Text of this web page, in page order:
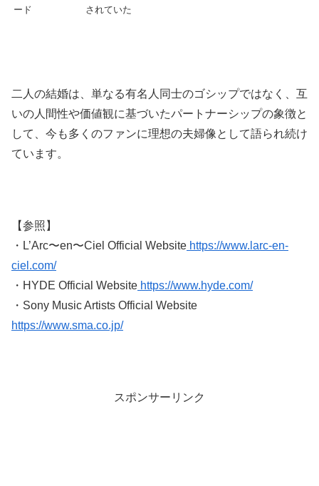
ード されていた
二人の結婚は、単なる有名人同士のゴシップではなく、互
いの人間性や価値観に基づいたパートナーシップの象徴と
して、今も多くのファンに理想の夫婦像として語られ続け
ています。
【参照】
・L’Arc〜en〜Ciel Official Website https://www.larc-en-
ciel.com/
・HYDE Official Website https://www.hyde.com/
・Sony Music Artists Official Website
https://www.sma.co.jp/
スポンサーリンク